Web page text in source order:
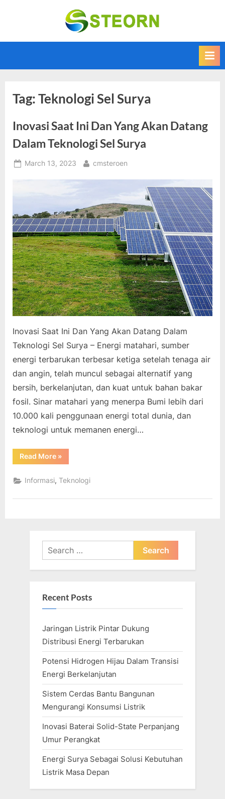
Informasi
Terkini dan
Informasi teknologi
terbaru dan
Tag:Teknologi Sel Surya
Inovasi Saat Ini Dan Yang Akan Datang
Dalam Teknologi Sel Surya
Posted
March 13, 2023 By
cmsteroen
Inovasi Saat Ini Dan Yang Akan Datang Dalam
Teknologi Sel Surya – Energi matahari, sumber
energi terbarukan terbesar ketiga setelah tenaga air
dan angin, telah muncul sebagai alternatif yang
bersih, berkelanjutan, dan kuat untuk bahan bakar
fosil. Sinar matahari yang menerpa Bumi lebih dari
10.000 kali penggunaan energi total dunia, dan
teknologi untuk memanen energi…
Read More“Inovasi
Saat
Dan
Yang
Datang
»
Informasi,Teknologi
Search
for:
Recent Posts
Jaringan Listrik Pintar Dukung
Distribusi Energi Terbarukan
Potensi Hidrogen Hijau Dalam Transisi
Energi Berkelanjutan
Sistem Cerdas Bantu Bangunan
Mengurangi Konsumsi Listrik
Inovasi Baterai Solid-State Perpanjang
Umur Perangkat
Energi Surya Sebagai Solusi Kebutuhan
Listrik Masa Depan